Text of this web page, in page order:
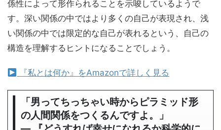
係性によって形作られることを示唆しているようで
す。深い関係の中ではより多くの自己が表現され、浅
い関係の中では限定的な自己が表れるという、自己の
構造を理解するヒントになることでしょう。
『私とは何か』をAmazonで詳しく見る
「男ってちっちゃい時からピラミッド形
の人間関係をつくるんですよ。」